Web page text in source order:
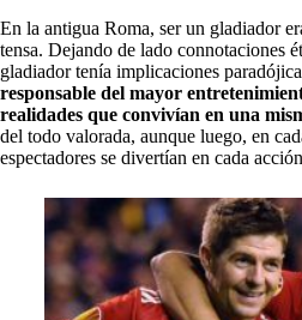
En la antigua Roma, ser un gladiador
tensa. Dejando de lado connotaciones
gladiador tenía implicaciones
responsable del mayor
realidades que convivían en una
del todo valorada, aunque luego, en
espectadores se divertían en cada